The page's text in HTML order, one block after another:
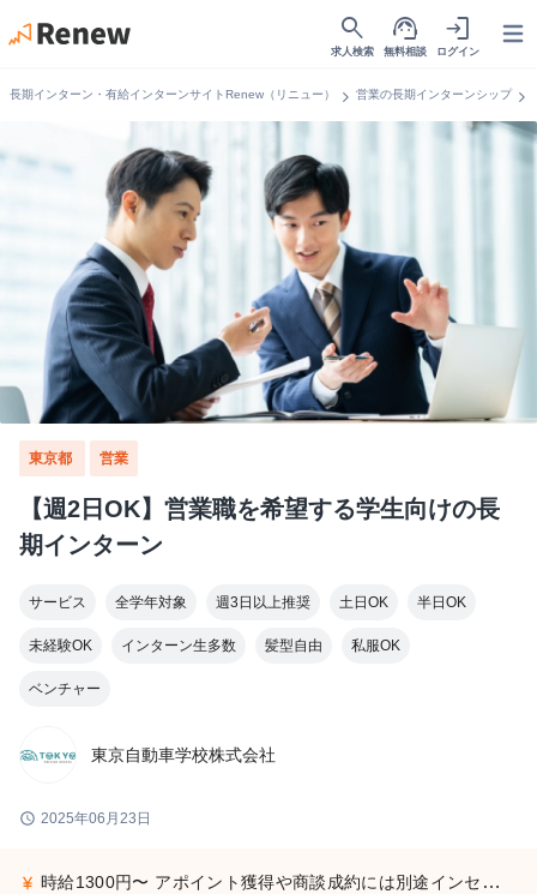
search
求人検索
support_agent
無料相談
login
ログイン
長期インターン・有給インターンサイトRenew（リニュー） chevron_right 営業の長期インターンシップchevron_right
東京都 営業
【週2日OK】営業職を希望する学生向けの長
期インターン
サービス 全学年対象 週3日以上推奨 土日OK 半日OK
未経験OK インターン生多数 髪型自由 私服OK
ベンチャー
東京自動車学校株式会社
schedule 2025年06月23日
currency_yen 時給1300円〜 アポイント獲得や商談成約には別途インセンティブ支給